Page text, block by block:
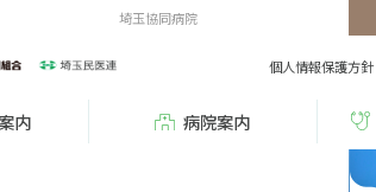
埼玉協同病院
個人情報保護方針
内 病院案内